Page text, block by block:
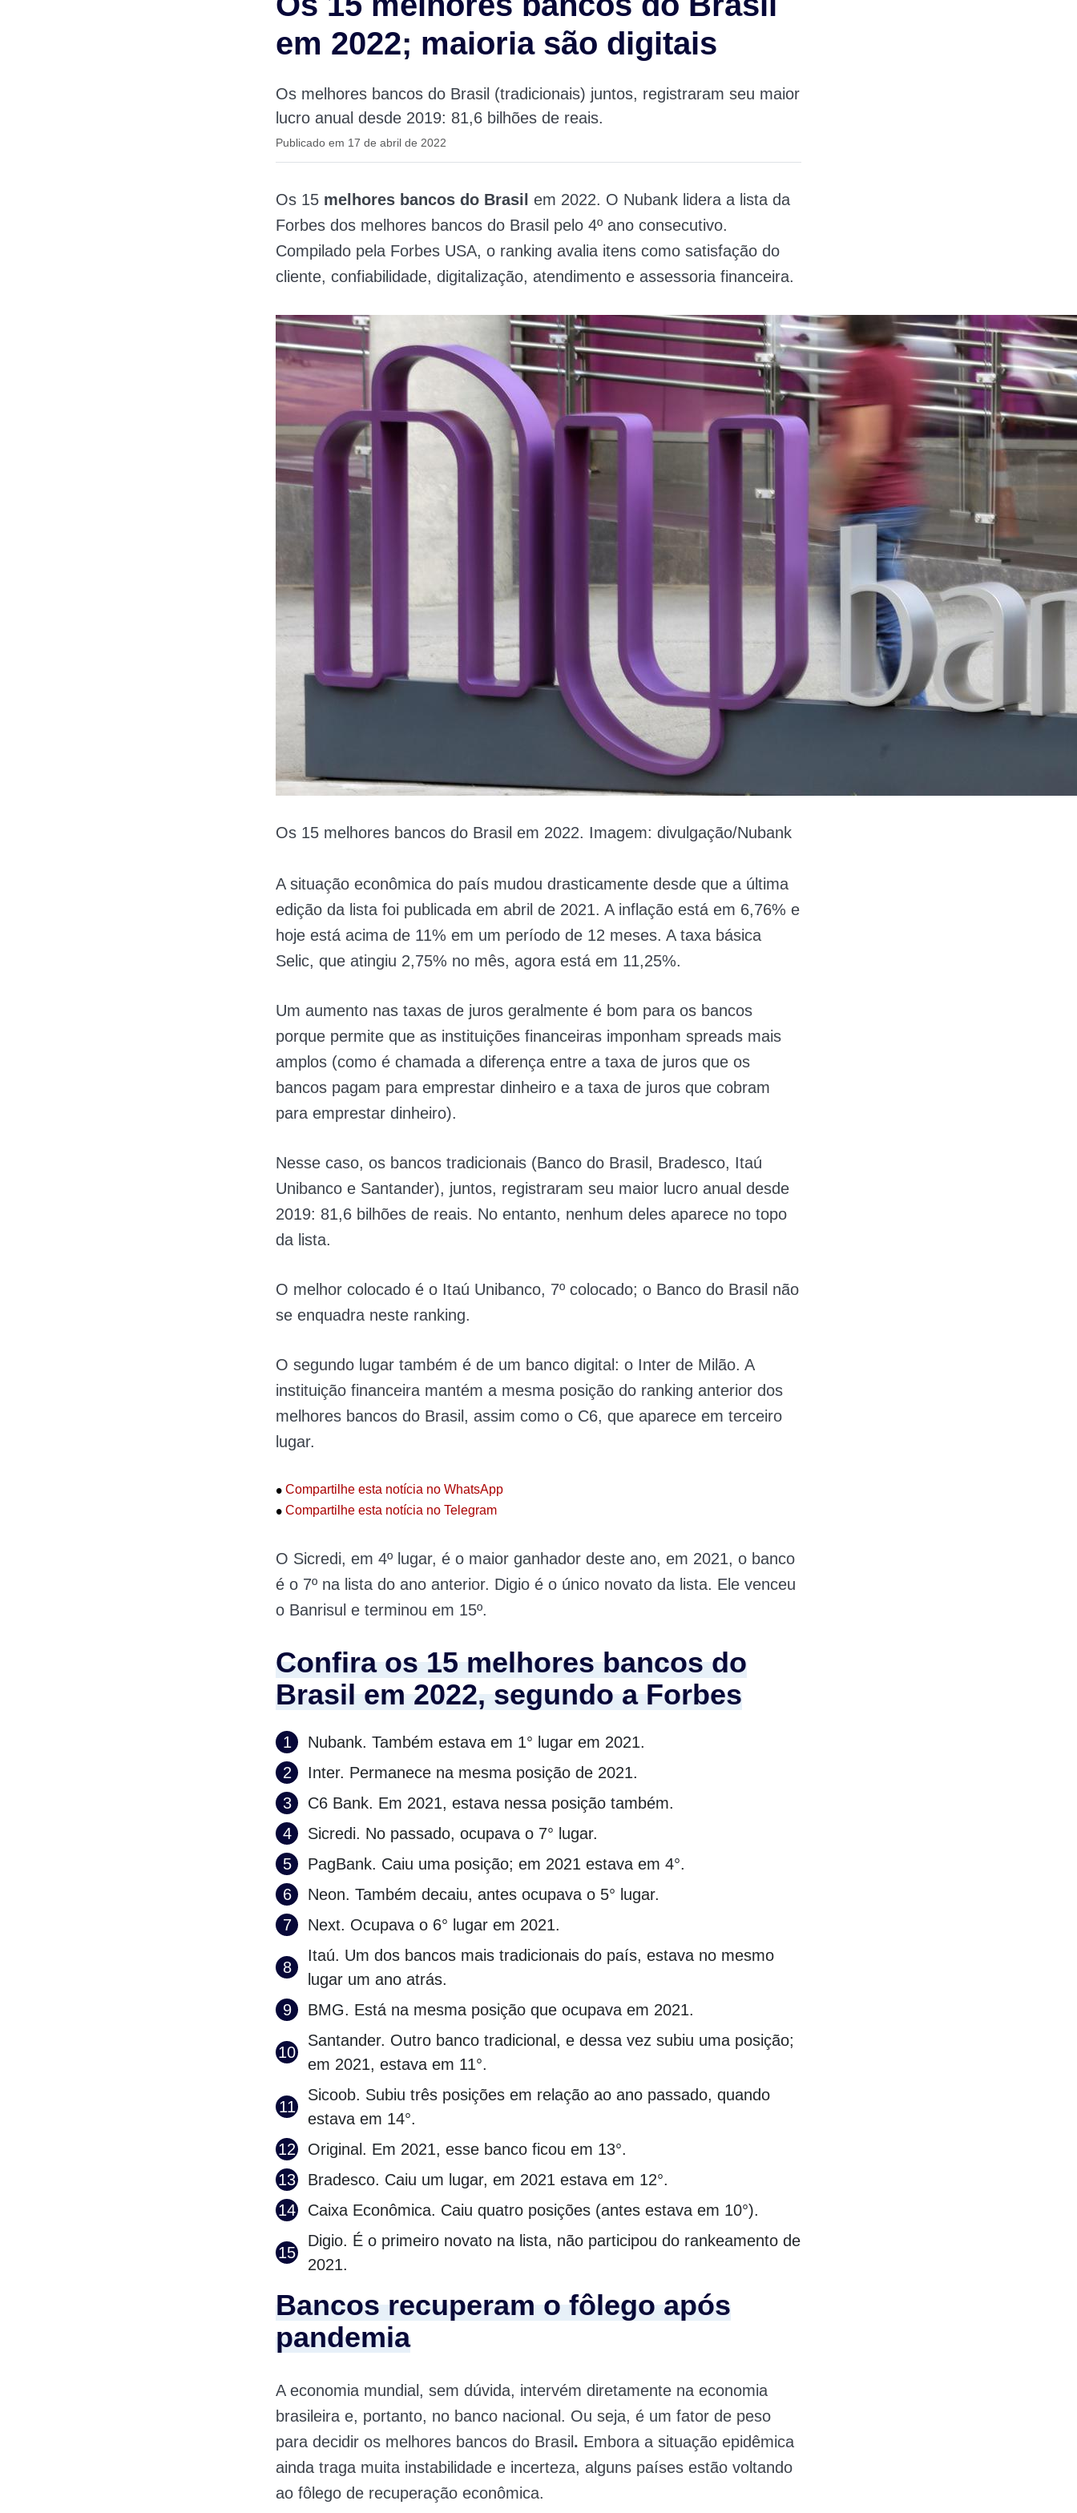
em 2022; maioria são digitais
Os melhores bancos do Brasil (tradicionais) juntos, registraram seu maior
lucro anual desde 2019: 81,6 bilhões de reais.
Publicado em 17 de abril de 2022
Os 15 melhores bancos do Brasil em 2022. O Nubank lidera a lista da
Forbes dos melhores bancos do Brasil pelo 4º ano consecutivo.
Compilado pela Forbes USA, o ranking avalia itens como satisfação do
cliente, confiabilidade, digitalização, atendimento e assessoria financeira.
Os 15 melhores bancos do Brasil em 2022. Imagem: divulgação/Nubank
A situação econômica do país mudou drasticamente desde que a última
edição da lista foi publicada em abril de 2021. A inflação está em 6,76% e
hoje está acima de 11% em um período de 12 meses. A taxa básica
Selic, que atingiu 2,75% no mês, agora está em 11,25%.
Um aumento nas taxas de juros geralmente é bom para os bancos
porque permite que as instituições financeiras imponham spreads mais
amplos (como é chamada a diferença entre a taxa de juros que os
bancos pagam para emprestar dinheiro e a taxa de juros que cobram
para emprestar dinheiro).
Nesse caso, os bancos tradicionais (Banco do Brasil, Bradesco, Itaú
Unibanco e Santander), juntos, registraram seu maior lucro anual desde
2019: 81,6 bilhões de reais. No entanto, nenhum deles aparece no topo
da lista.
O melhor colocado é o Itaú Unibanco, 7º colocado; o Banco do Brasil não
se enquadra neste ranking.
O segundo lugar também é de um banco digital: o Inter de Milão. A
instituição financeira mantém a mesma posição do ranking anterior dos
melhores bancos do Brasil, assim como o C6, que aparece em terceiro
lugar.
• Compartilhe esta notícia no WhatsApp
• Compartilhe esta notícia no Telegram
O Sicredi, em 4º lugar, é o maior ganhador deste ano, em 2021, o banco
é o 7º na lista do ano anterior. Digio é o único novato da lista. Ele venceu
o Banrisul e terminou em 15º.
Confira os 15 melhores bancos do
Brasil em 2022, segundo a Forbes
Nubank. Também estava em 1° lugar em 2021.
Inter. Permanece na mesma posição de 2021.
C6 Bank. Em 2021, estava nessa posição também.
Sicredi. No passado, ocupava o 7° lugar.
PagBank. Caiu uma posição; em 2021 estava em 4°.
Neon. Também decaiu, antes ocupava o 5° lugar.
Next. Ocupava o 6° lugar em 2021.
Itaú. Um dos bancos mais tradicionais do país, estava no mesmo
lugar um ano atrás.
BMG. Está na mesma posição que ocupava em 2021.
Santander. Outro banco tradicional, e dessa vez subiu uma posição;
em 2021, estava em 11°.
Sicoob. Subiu três posições em relação ao ano passado, quando
estava em 14°.
Original. Em 2021, esse banco ficou em 13°.
Bradesco. Caiu um lugar, em 2021 estava em 12°.
Caixa Econômica. Caiu quatro posições (antes estava em 10°).
Digio. É o primeiro novato na lista, não participou do rankeamento de
2021.
Bancos recuperam o fôlego após
pandemia
A economia mundial, sem dúvida, intervém diretamente na economia
brasileira e, portanto, no banco nacional. Ou seja, é um fator de peso
para decidir os melhores bancos do Brasil . Embora a situação epidêmica
ainda traga muita instabilidade e incerteza, alguns países estão voltando
ao fôlego de recuperação econômica.